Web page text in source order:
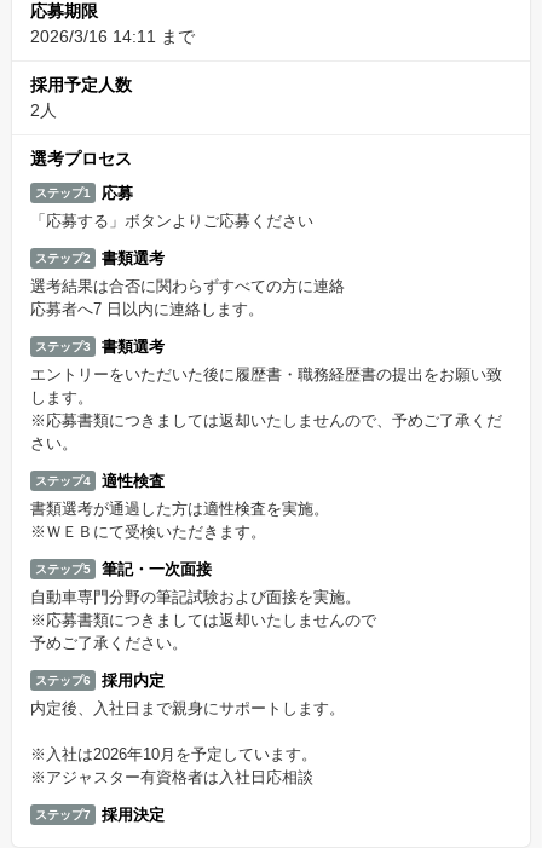
応募期限
2026/3/16 14:11 まで
採用予定人数
2人
選考プロセス
ステップ1
応募
「応募する」ボタンよりご応募ください
ステップ2
書類選考
選考結果は合否に関わらずすべての方に連絡
応募者へ7 日以内に連絡します。
ステップ3
書類選考
エントリーをいただいた後に履歴書・職務経歴書の提出をお願い致
します。
※応募書類につきましては返却いたしませんので、予めご了承くだ
さい。
ステップ4
適性検査
書類選考が通過した方は適性検査を実施。
※ＷＥＢにて受検いただきます。
ステップ5
筆記・一次面接
自動車専門分野の筆記試験および面接を実施。
※応募書類につきましては返却いたしませんので
予めご了承ください。
ステップ6
採用内定
内定後、入社日まで親身にサポートします。
※入社は2026年10月を予定しています。
※アジャスター有資格者は入社日応相談
ステップ7 採用決定